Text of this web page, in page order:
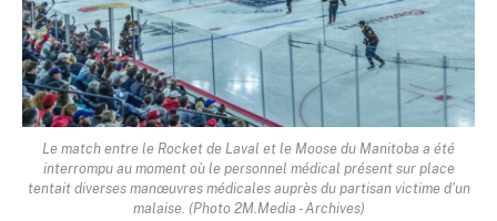
Le match entre le Rocket de Laval et le Moose du Manitoba a été
interrompu au moment où le personnel médical présent sur place
tentait diverses manœuvres médicales auprès du partisan victime d'un
malaise. (Photo 2M.Media - Archives)